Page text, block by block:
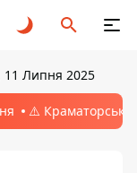
11 Липня 2025
⚠️ Краматорськ,